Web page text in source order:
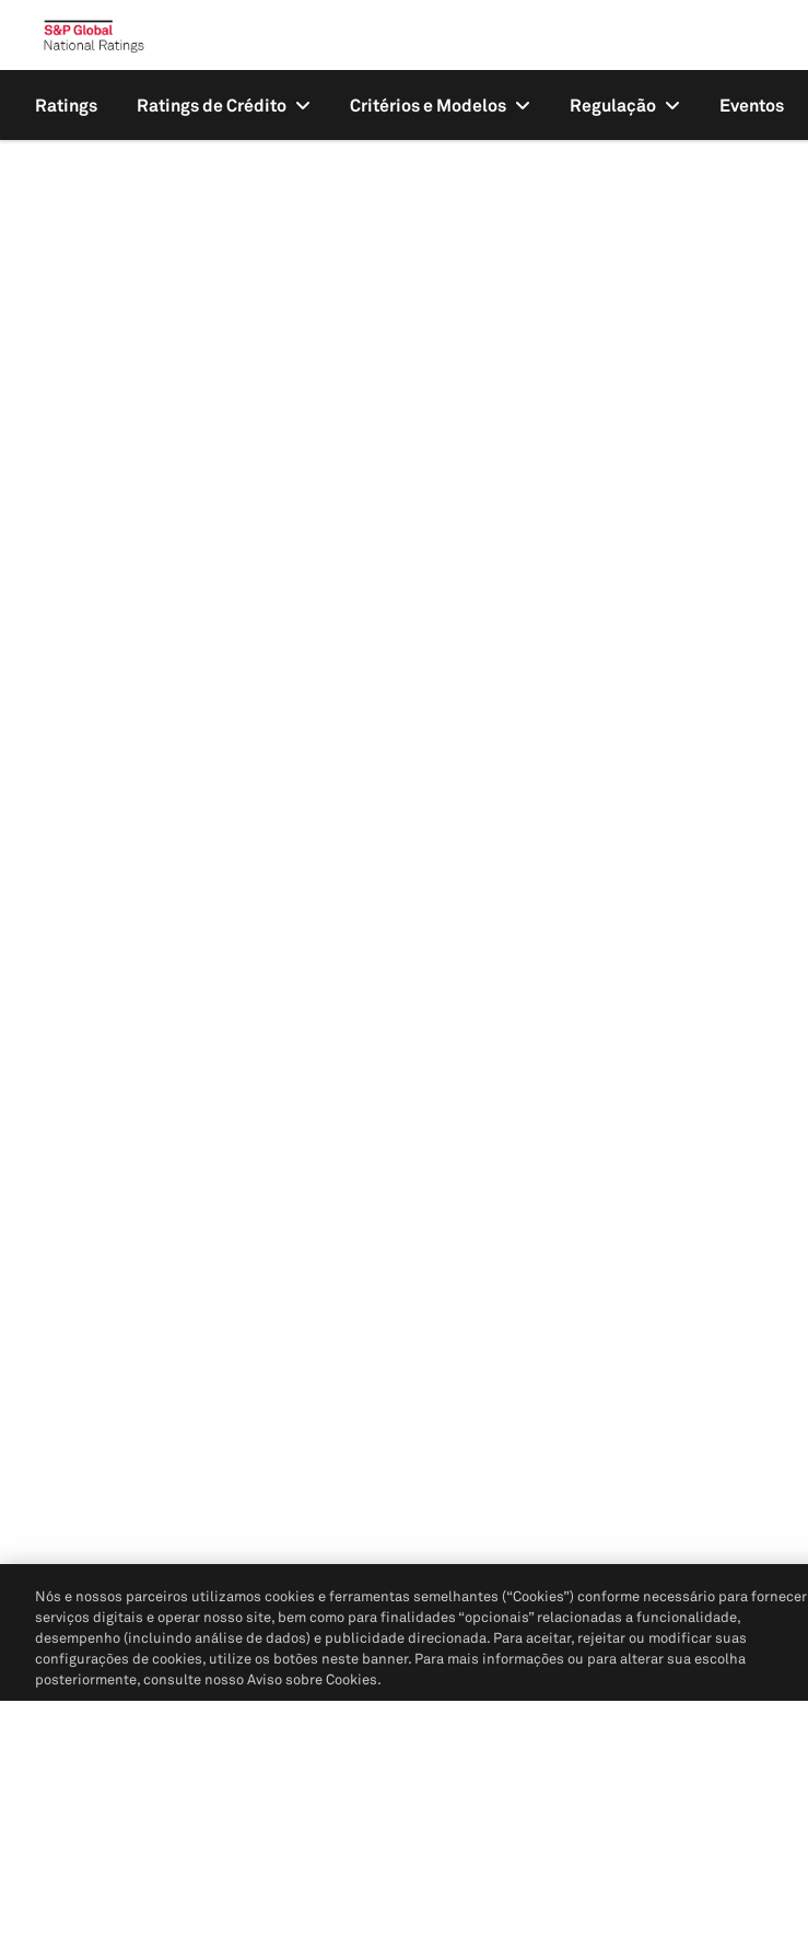
Ratings Ratings de Crédito Critérios e Modelos Regulação Eventos
Nós e nossos parceiros utilizamos cookies e ferramentas semelhantes (“Cookies”) conforme necessário para fornecer
serviços digitais e operar nosso site, bem como para finalidades “opcionais” relacionadas a funcionalidade,
desempenho (incluindo análise de dados) e publicidade direcionada. Para aceitar, rejeitar ou modificar suas
configurações de cookies, utilize os botões neste banner. Para mais informações ou para alterar sua escolha
posteriormente, consulte nosso Aviso sobre Cookies.